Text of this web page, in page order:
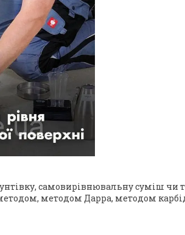
самовирівнювальну суміш чи
методом Дарра, методом